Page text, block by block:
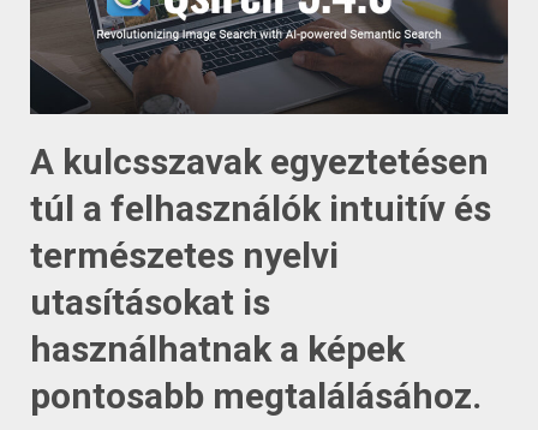
A kulcsszavak egyeztetésen
túl a felhasználók intuitív és
természetes nyelvi
utasításokat is
használhatnak a képek
pontosabb megtalálásához.